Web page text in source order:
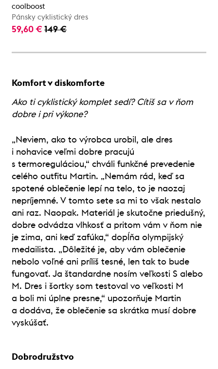
coolboost
Pánsky cyklistický dres
59,60 € 149 €
Komfort v diskomforte
Ako ti cyklistický komplet sedí? Cítiš sa v ňom
dobre i pri výkone?
„Neviem, ako to výrobca urobil, ale dres
i nohavice veľmi dobre pracujú
s termoreguláciou,“ chváli funkčné prevedenie
celého outfitu Martin. „Nemám rád, keď sa
spotené oblečenie lepí na telo, to je naozaj
nepríjemné. V tomto sete sa mi to však nestalo
ani raz. Naopak. Materiál je skutočne priedušný,
dobre odvádza vlhkosť a pritom vám v ňom nie
je zima, ani keď zafúka,“ dopĺňa olympijský
medailista. „Dôležité je, aby vám oblečenie
nebolo voľné ani príliš tesné, len tak to bude
fungovať. Ja štandardne nosím veľkosti S alebo
M. Dres i šortky som testoval vo veľkosti M
a boli mi úplne presne,“ upozorňuje Martin
a dodáva, že oblečenie sa skrátka musí dobre
vyskúšať.
Dobrodružstvo